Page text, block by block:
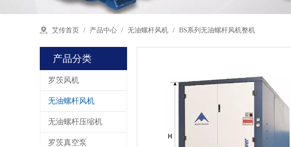
艾传首页 / 产品中心 / 无油螺杆风机 / BS系列无油螺杆风机整机
产品分类
罗茨风机
无油螺杆风机
无油螺杆压缩机
罗茨真空泵